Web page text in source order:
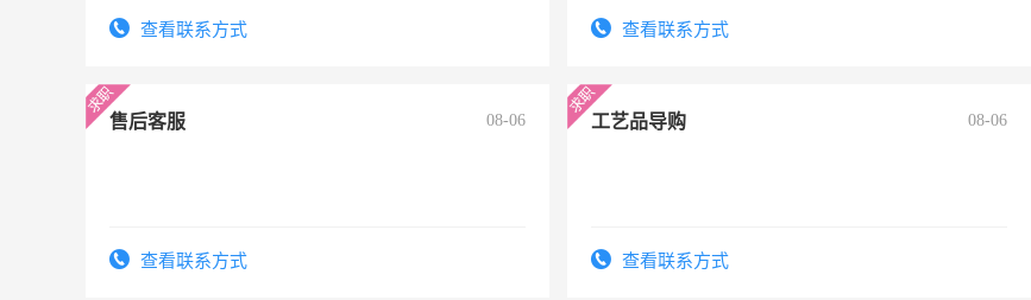
查看联系方式 查看联系方式
售后客服 08-06
查看联系方式
工艺品导购 08-06
查看联系方式